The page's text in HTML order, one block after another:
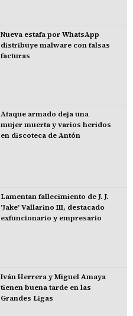
Nueva estafa por WhatsApp
distribuye malware con falsas
facturas
Ataque armado deja una
mujer muerta y varios heridos
en discoteca de Antón
Lamentan fallecimiento de J. J.
'Jake' Vallarino III, destacado
exfuncionario y empresario
Iván Herrera y Miguel Amaya
tienen buena tarde en las
Grandes Ligas